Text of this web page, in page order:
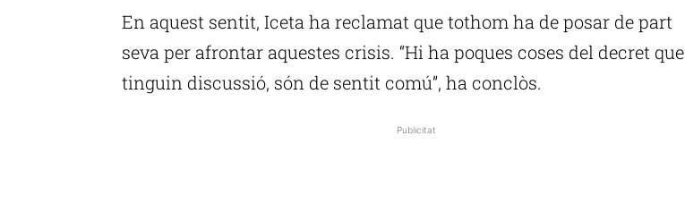
En aquest sentit, Iceta ha reclamat que tothom ha de posar de part
seva per afrontar aquestes crisis. “Hi ha poques coses del decret que
tinguin discussió, són de sentit comú”, ha conclòs.
Publicitat